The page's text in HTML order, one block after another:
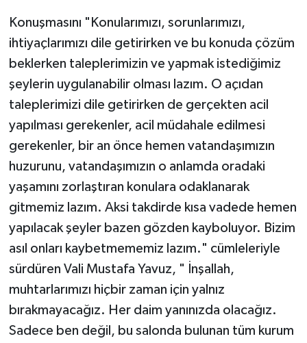
Konuşmasını "Konularımızı, sorunlarımızı,
ihtiyaçlarımızı dile getirirken ve bu konuda çözüm
beklerken taleplerimizin ve yapmak istediğimiz
şeylerin uygulanabilir olması lazım. O açıdan
taleplerimizi dile getirirken de gerçekten acil
yapılması gerekenler, acil müdahale edilmesi
gerekenler, bir an önce hemen vatandaşımızın
huzurunu, vatandaşımızın o anlamda oradaki
yaşamını zorlaştıran konulara odaklanarak
gitmemiz lazım. Aksi takdirde kısa vadede hemen
yapılacak şeyler bazen gözden kayboluyor. Bizim
asıl onları kaybetmememiz lazım." cümleleriyle
sürdüren Vali Mustafa Yavuz, " İnşallah,
muhtarlarımızı hiçbir zaman için yalnız
bırakmayacağız. Her daim yanınızda olacağız.
Sadece ben değil, bu salonda bulunan tüm kurum